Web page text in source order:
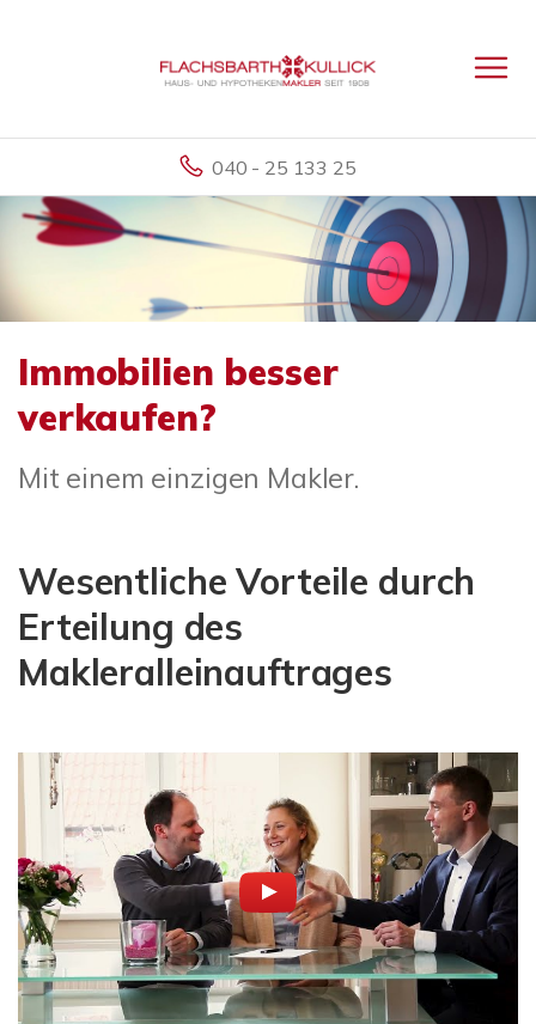
040 - 25 133 25
Immobilien besser
verkaufen?
Mit einem einzigen Makler.
Wesentliche Vorteile durch
Erteilung des
Makleralleinauftrages